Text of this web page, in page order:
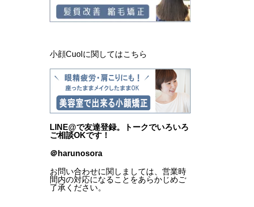
小顔Cuolに関してはこちら
LINE@で友達登録。トークでいろいろ
ご相談OKです！
＠harunosora
お問い合わせに関しましては、営業時
間内の対応になることをあらかじめご
了承ください。